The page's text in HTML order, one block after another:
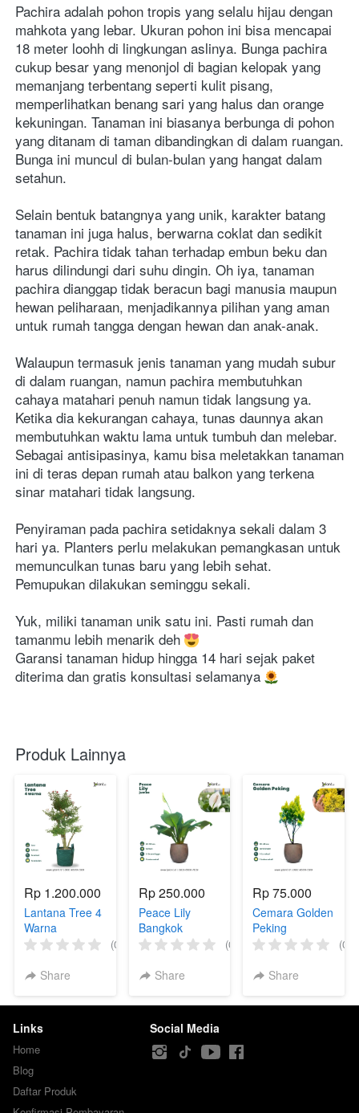
Pachira adalah pohon tropis yang selalu hijau dengan
mahkota yang lebar. Ukuran pohon ini bisa mencapai
18 meter loohh di lingkungan aslinya. Bunga pachira
cukup besar yang menonjol di bagian kelopak yang
memanjang terbentang seperti kulit pisang,
memperlihatkan benang sari yang halus dan orange
kekuningan. Tanaman ini biasanya berbunga di pohon
yang ditanam di taman dibandingkan di dalam ruangan.
Bunga ini muncul di bulan-bulan yang hangat dalam
setahun.
Selain bentuk batangnya yang unik, karakter batang
tanaman ini juga halus, berwarna coklat dan sedikit
retak. Pachira tidak tahan terhadap embun beku dan
harus dilindungi dari suhu dingin. Oh iya, tanaman
pachira dianggap tidak beracun bagi manusia maupun
hewan peliharaan, menjadikannya pilihan yang aman
untuk rumah tangga dengan hewan dan anak-anak.
Walaupun termasuk jenis tanaman yang mudah subur
di dalam ruangan, namun pachira membutuhkan
cahaya matahari penuh namun tidak langsung ya.
Ketika dia kekurangan cahaya, tunas daunnya akan
membutuhkan waktu lama untuk tumbuh dan melebar.
Sebagai antisipasinya, kamu bisa meletakkan tanaman
ini di teras depan rumah atau balkon yang terkena
sinar matahari tidak langsung.
Penyiraman pada pachira setidaknya sekali dalam 3
hari ya. Planters perlu melakukan pemangkasan untuk
memunculkan tunas baru yang lebih sehat.
Pemupukan dilakukan seminggu sekali.
Yuk, miliki tanaman unik satu ini. Pasti rumah dan
tamanmu lebih menarik deh
Garansi tanaman hidup hingga 14 hari sejak paket
diterima dan gratis konsultasi selamanya
Produk Lainnya
Rp 1.200.000
Lantana Tree 4
Warna
(Indukan)
(0)
Share
Rp 250.000
Peace Lily
Bangkok
(Jumbo)
(0)
Share
Rp 75.000
Cemara Golden
Peking
(0)
Share
Links
Home
Blog
Daftar Produk
Social Media